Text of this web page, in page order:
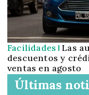
Facilidades Las
descuentos y
ventas en agosto
Últimas